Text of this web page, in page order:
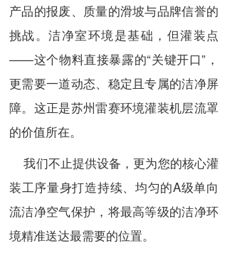
产品的报废、质量的滑坡与品牌信誉的
挑战。洁净室环境是基础，但灌装点
——这个物料直接暴露的“关键开口”，
更需要一道动态、稳定且专属的洁净屏
障。这正是苏州雷赛环境灌装机层流罩
的价值所在。
我们不止提供设备，更为您的核心灌
装工序量身打造持续、均匀的A级单向
流洁净空气保护，将最高等级的洁净环
境精准送达最需要的位置。